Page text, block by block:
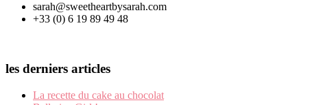
sarah@sweetheartbysarah.com
+33 (0) 6 19 89 49 48
les derniers articles
La recette du cake au chocolat